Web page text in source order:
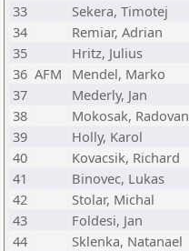
33
Sekera, Timotej
34
Remiar, Adrian
35
Hritz, Julius
36 AFM Mendel, Marko
37
Mederly, Jan
38
Mokosak, Radovan
39
Holly, Karol
40
Kovacsik, Richard
41
Binovec, Lukas
42
Stolar, Michal
43
Foldesi, Jan
44
Sklenka, Natanael